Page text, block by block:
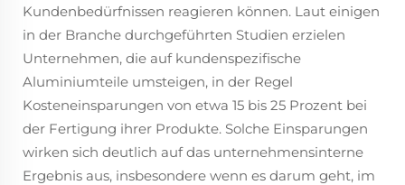
Kundenbedürfnissen reagieren können. Laut einigen
in der Branche durchgeführten Studien erzielen
Unternehmen, die auf kundenspezifische
Aluminiumteile umsteigen, in der Regel
Kosteneinsparungen von etwa 15 bis 25 Prozent bei
der Fertigung ihrer Produkte. Solche Einsparungen
wirken sich deutlich auf das unternehmensinterne
Ergebnis aus, insbesondere wenn es darum geht, im